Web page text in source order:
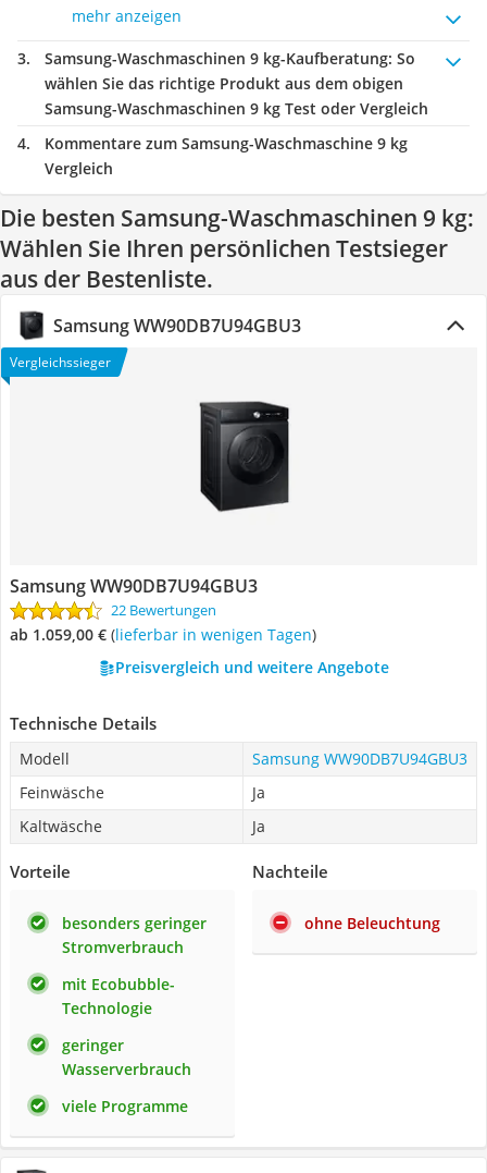
mehr anzeigen
Samsung-Waschmaschinen 9 kg-Kaufberatung: So
wählen Sie das richtige Produkt aus dem obigen
Samsung-Waschmaschinen 9 kg Test oder Vergleich
Kommentare zum Samsung-Waschmaschine 9 kg
Vergleich
Die besten Samsung-Waschmaschinen 9 kg:
Wählen Sie Ihren persönlichen Testsieger
aus der Bestenliste.
Samsung WW90DB7U94GBU3
Vergleichssieger
Samsung WW90DB7U94GBU3
22 Bewertungen
ab 1.059,00 € ( Lieferbar in wenigen Tagen)
Preisvergleich und weitere Angebote
Technische Details
Modell
Samsung WW90DB7U94GBU3
Feinwäsche
Ja
Kaltwäsche
Ja
Vorteile
besonders geringer
Stromverbrauch
mit Ecobubble-
Technologie
geringer
Wasserverbrauch
viele Programme
Nachteile
ohne Beleuchtung